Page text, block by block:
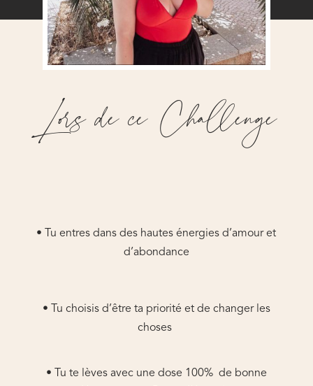
Lors de ce Challenge
• Tu entres dans des hautes énergies d’amour et
d’abondance
• Tu choisis d’être ta priorité et de changer les
choses
• Tu te lèves avec une dose 100% de bonne